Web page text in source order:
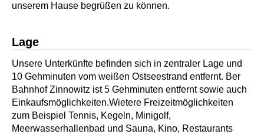
unserem Hause begrüßen zu können.
Lage
Unsere Unterkünfte befinden sich in zentraler Lage und
10 Gehminuten vom weißen Ostseestrand entfernt. Ber
Bahnhof Zinnowitz ist 5 Gehminuten entfernt sowie auch
Einkaufsmöglichkeiten.Wietere Freizeitmöglichkeiten
zum Beispiel Tennis, Kegeln, Minigolf,
Meerwasserhallenbad und Sauna, Kino, Restaurants